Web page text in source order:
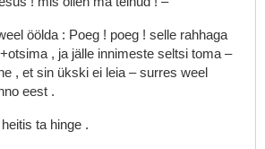
öölda : Poeg ! poeg ! selle rahhaga
+otsima , ja jälle innimeste seltsi toma –
, et sin ükski ei leia –surres weel
eest .
heitis ta hinge .